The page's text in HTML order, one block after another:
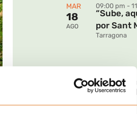
MAR
18
AGO
09:00 pm -
“Sube,
por Sant
Tarragona
DOM 07:00 pm -
Ya está